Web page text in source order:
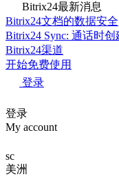
Bitrix24最新消息
Bitrix24文档的数据安全
Bitrix24 Sync: 通话时
Bitrix24渠道
开始免费使用
登录
登录
My account
sc
美洲